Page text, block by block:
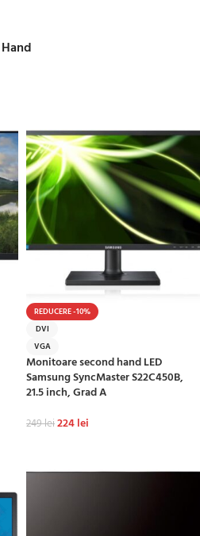
REDUCERE -10%
DVI
VGA
Monitoare second hand LED
Samsung SyncMaster S22C450B,
21.5 inch, Grad A
249lei224lei